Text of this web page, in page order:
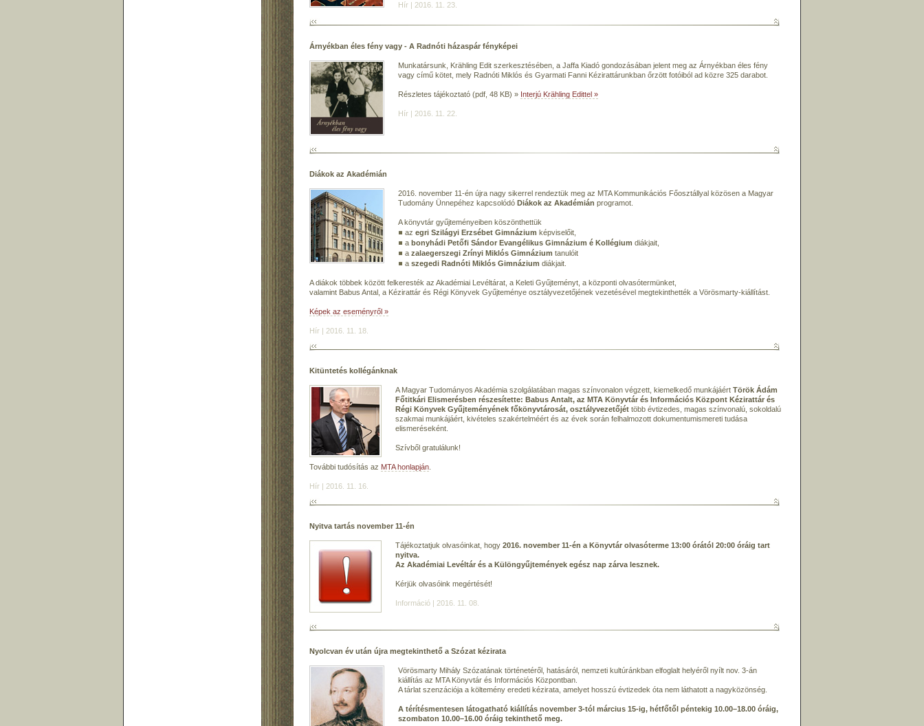
Hír | 2016. 11. 23.
Árnyékban éles fény vagy - A Radnóti házaspár fényképei
Munkatársunk, Krähling Edit szerkesztésében, a Jaffa Kiadó gondozásában jelent meg az Árnyékban éles fény
vagy című kötet, mely Radnóti Miklós és Gyarmati Fanni Kézirattárunkban őrzött fotóiból ad közre 325 darabot.
Részletes tájékoztató (pdf, 48 KB) » Interjú Krähling Edittel »
Hír | 2016. 11. 22.
Diákok az Akadémián
2016. november 11-én újra nagy sikerrel rendeztük meg az MTA Kommunikációs Főosztállyal közösen a Magyar
Tudomány Ünnepéhez kapcsolódó Diákok az Akadémián programot.
A könyvtár gyűjteményeiben köszönthettük
az egri Szilágyi Erzsébet Gimnázium képviselőit,
a bonyhádi Petőfi Sándor Evangélikus Gimnázium é Kollégium diákjait,
a zalaegerszegi Zrínyi Miklós Gimnázium tanulóit
a szegedi Radnóti Miklós Gimnázium diákjait.
A diákok többek között felkeresték az Akadémiai Levéltárat, a Keleti Gyűjteményt, a központi olvasótermünket,
valamint Babus Antal, a Kézirattár és Régi Könyvek Gyűjteménye osztályvezetőjének vezetésével megtekinthették a Vörösmarty-kiállítást.
Képek az eseményről »
Hír | 2016. 11. 18.
Kitüntetés kollégánknak
A Magyar Tudományos Akadémia szolgálatában magas színvonalon végzett, kiemelkedő munkájáért Török Ádám
Főtitkári Elismerésben részesítette: Babus Antalt, az MTA Könyvtár és Információs Központ Kézirattár és
Régi Könyvek Gyűjteményének főkönyvtárosát, osztályvezetőjét több évtizedes, magas színvonalú, sokoldalú
szakmai munkájáért, kivételes szakértelméért és az évek során felhalmozott dokumentumismereti tudása
elismeréseként.
Szívből gratulálunk!
További tudósítás az MTA honlapján
Hír | 2016. 11. 16.
Nyitva tartás november 11-én
Tájékoztatjuk olvasóinkat, hogy 2016. november 11-én a Könyvtár olvasóterme 13:00 órától 20:00 óráig tart
nyitva.
Az Akadémiai Levéltár és a Különgyűjtemények egész nap zárva lesznek.
Kérjük olvasóink megértését!
Információ | 2016. 11. 08.
Nyolcvan év után újra megtekinthető a Szózat kézirata
Vörösmarty Mihály Szózatának történetéről, hatásáról, nemzeti kultúránkban elfoglalt helyéről nyílt nov. 3-án
kiállítás az MTA Könyvtár és Információs Központban.
A tárlat szenzációja a költemény eredeti kézirata, amelyet hosszú évtizedek óta nem láthatott a nagyközönség.
A térítésmentesen látogatható kiállítás november 3-tól március 15-ig, hétfőtől péntekig 10.00–18.00 óráig,
szombaton 10.00–16.00 óráig tekinthető meg.